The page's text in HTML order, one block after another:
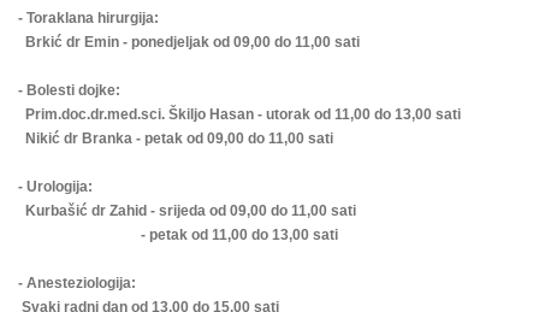
- Toraklana hirurgija:
Brkić dr Emin - ponedjeljak od 09,00 do 11,00 sati
- Bolesti dojke:
Prim.doc.dr.med.sci. Škiljo Hasan - utorak od 11,00 do 13,00 sati
Nikić dr Branka - petak od 09,00 do 11,00 sati
- Urologija:
Kurbašić dr Zahid - srijeda od 09,00 do 11,00 sati
- petak od 11,00 do 13,00 sati
- Anesteziologija:
Svaki radni dan od 13,00 do 15,00 sati